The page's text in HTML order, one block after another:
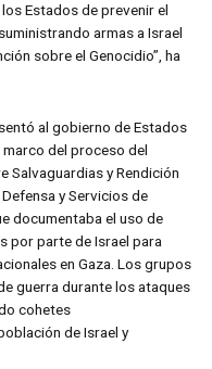
Estados de prevenir el
armas a Israel
sobre el Genocidio”, ha
al gobierno de Estados
del proceso del
Salvaguardias y Rendición
y Servicios de
documentaba el uso de
por parte de Israel para
en Gaza. Los grupos
guerra durante los ataques
cohetes
de Israel y